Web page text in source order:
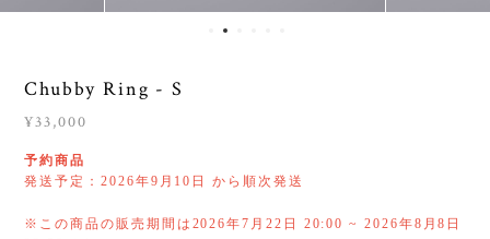
Chubby Ring - S
¥33,000
予約商品
発送予定：2026年9月10日 から順次発送
※この商品の販売期間は2026年7月22日 20:00 ~ 2026年8月8日